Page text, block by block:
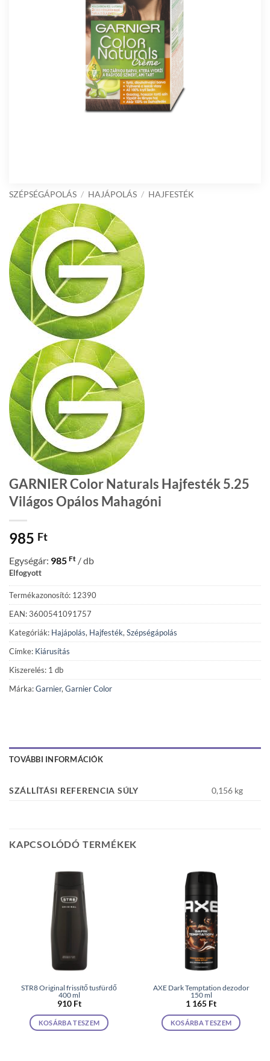
SZÉPSÉGÁPOLÁS / HAJÁPOLÁS / HAJFESTÉK
GARNIER Color Naturals Hajfesték 5.25
Világos Opálos Mahagóni
985 Ft
Egységár: 985 Ft / db
Elfogyott
Termékazonosító: 12390
EAN: 3600541091757
Kategóriák: Hajápolás, Hajfesték, Szépségápolás
Címke: Kiárusítás
Kiszerelés: 1 db
Márka:Garnier, Garnier Color
TOVÁBBI INFORMÁCIÓK
SZÁLLÍTÁSI REFERENCIA SÚLY 0,156 kg
KAPCSOLÓDÓ TERMÉKEK
STR8 Original frissítő tusfürdő
400 ml
910 Ft
KOSÁRBA TESZEM
AXE Dark Temptation dezodor
150 ml
1 165 Ft
KOSÁRBA TESZEM